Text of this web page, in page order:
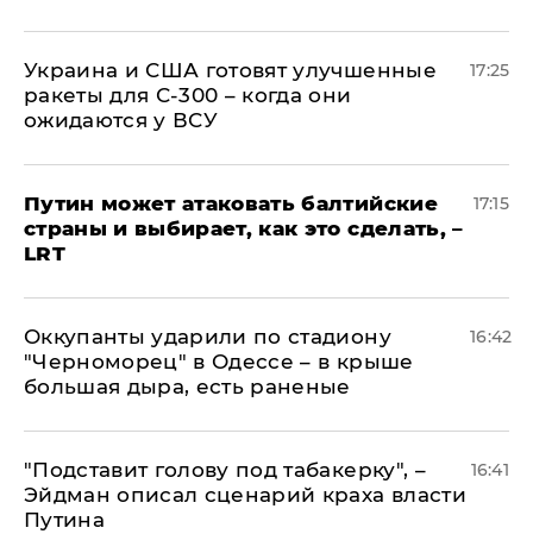
Украина и США готовят улучшенные
ракеты для С-300 – когда они
ожидаются у ВСУ
17:25
Путин может атаковать балтийские
страны и выбирает, как это сделать, –
LRT
17:15
Оккупанты ударили по стадиону
"Черноморец" в Одессе – в крыше
большая дыра, есть раненые
16:42
​"Подставит голову под табакерку", –
Эйдман описал сценарий краха власти
Путина
16:41